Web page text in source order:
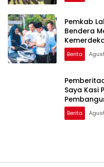
Pemkab
Bendera
Berita
Saya Kasi
Nias
Berita